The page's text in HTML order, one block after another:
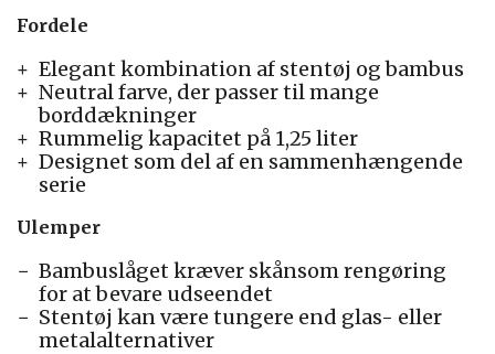
Fordele
Elegant kombination af stentøj og bambus
Neutral farve, der passer til mange
borddækninger
Rummelig kapacitet på 1,25 liter
Designet som del af en sammenhængende
serie
Ulemper
Bambuslåget kræver skånsom rengøring
for at bevare udseendet
Stentøj kan være tungere end glas- eller
metalalternativer